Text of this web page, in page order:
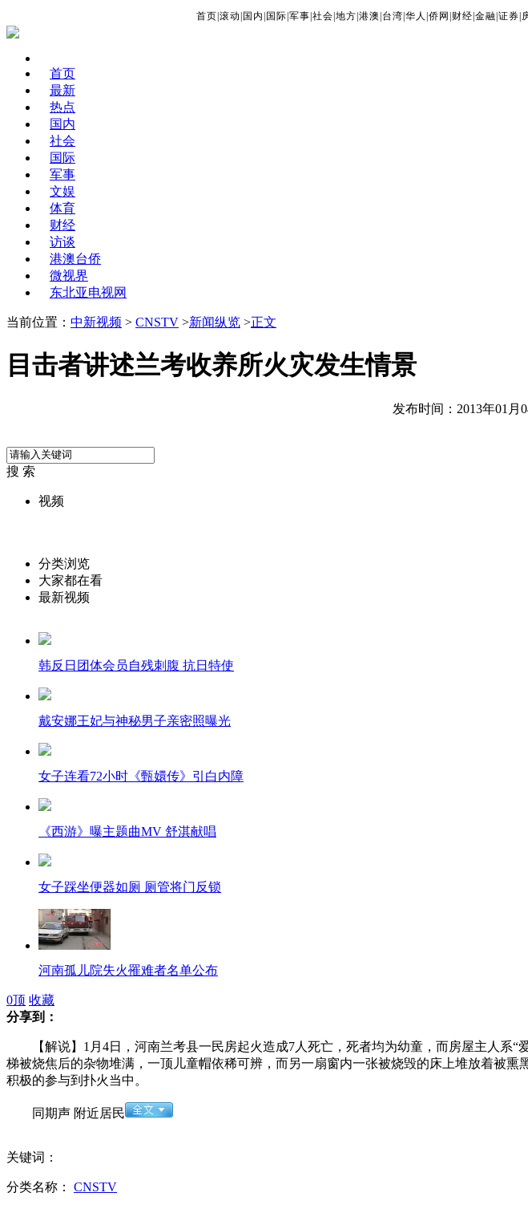
首页 滚动 国内 国际 军事 社会 地方 港澳 台湾 华人 侨网 财经 金融 证券
首页
最新
热点
国内
社会
国际
军事
文娱
体育
财经
访谈
港澳台侨
微视界
东北亚电视网
当前位置： 中新视频 > CNSTV >新闻纵览 >正文
目击者讲述兰考收养所火灾发生情景
发布时间：2013年01月
搜 索
视频
分类浏览
大家都在看
最新视频
韩反日团体会员自残刺腹 抗日特使
戴安娜王妃与神秘男子亲密照曝光
女子连看72小时《甄嬛传》引白内障
《西游》曝主题曲MV 舒淇献唱
女子踩坐便器如厕 厕管将门反锁
河南孤儿院失火罹难者名单公布
采血点倒卖献血证 3千元几天可取证
AC米兰官方宣布昔日金童帕托离队
外国牛人用真刀在手机玩切水果游戏
0顶 收藏
分享到：
【解说】1月4日，河南兰考县一民房起火造成7人死亡，死者均为幼童，而房屋主人系“
梯被烧焦后的杂物堆满，一顶儿童帽依稀可辨，而另一扇窗内一张被烧毁的床上堆放着被
积极的参与到扑火当中。
同期声 附近居民
关键词：
分类名称： CNSTV